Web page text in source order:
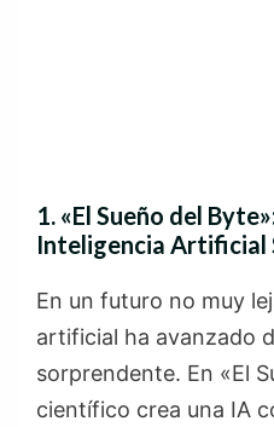
1. «El Sueño del
Inteligencia Artificial
En un futuro no muy
artificial ha avanzado
sorprendente. En «El
científico crea una IA